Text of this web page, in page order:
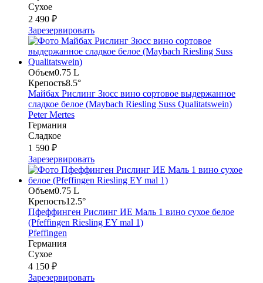
Сухое
2 490 ₽
Зарезервировать
Объем0.75 L
Крепость8.5°
Майбах Рислинг Зюсс вино сортовое выдержанное
сладкое белое (Maybach Riesling Suss Qualitatswein)
Peter Mertes
Германия
Сладкое
1 590 ₽
Зарезервировать
Объем0.75 L
Крепость12.5°
Пфеффинген Рислинг ИЕ Маль 1 вино сухое белое
(Pfeffingen Riesling EY mal 1)
Pfeffingen
Германия
Сухое
4 150 ₽
Зарезервировать